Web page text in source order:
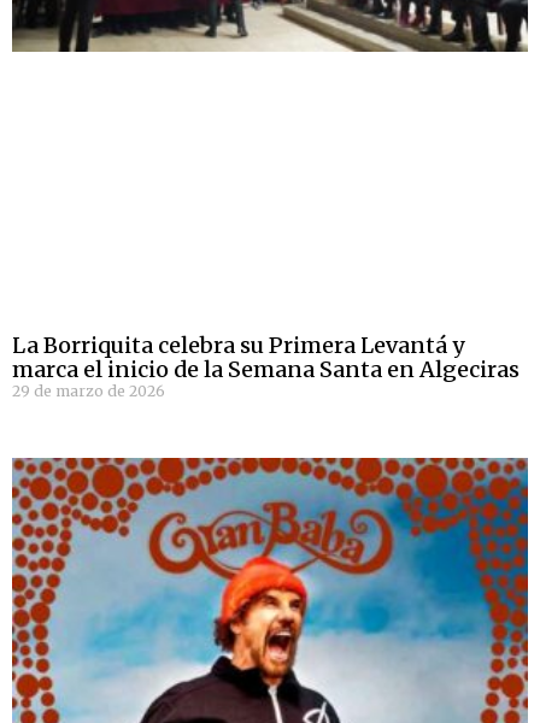
La Borriquita celebra su Primera Levantá y
marca el inicio de la Semana Santa en Algeciras
29 de marzo de 2026